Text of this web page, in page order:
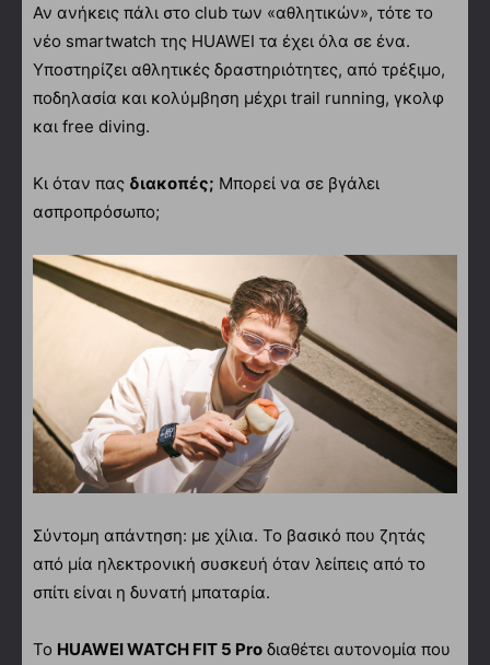
Αν ανήκεις πάλι στο club των «αθλητικών», τότε το
νέο smartwatch της HUAWEI τα έχει όλα σε ένα.
Υποστηρίζει αθλητικές δραστηριότητες, από τρέξιμο,
ποδηλασία και κολύμβηση μέχρι trail running, γκολφ
και free diving.
Κι όταν πας διακοπές; Μπορεί να σε βγάλει
ασπροπρόσωπο;
Σύντομη απάντηση: με χίλια. Το βασικό που ζητάς
από μία ηλεκτρονική συσκευή όταν λείπεις από το
σπίτι είναι η δυνατή μπαταρία.
Το HUAWEI WATCH FIT 5 Pro διαθέτει αυτονομία που